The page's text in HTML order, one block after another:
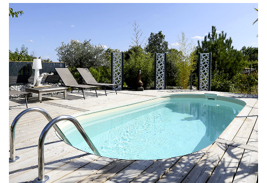
Ilona met ladder